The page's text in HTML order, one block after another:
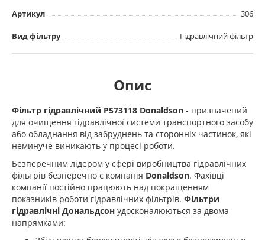
Артикул 306
Вид фільтру Гідравлічний фільтр
Опис
Фільтр гідравлічний P573118 Donaldson - призначений
для очищення гідравлічної системи транспортного засобу
або обладнання від забруднень та сторонніх частинок, які
неминуче виникають у процесі роботи.
Безперечним лідером у сфері виробництва гідравлічних
фільтрів безперечно є компанія Donaldson. Фахівці
компанії постійно працюють над покращенням
показників роботи гідравлічних фільтрів. Фільтри
гідравлічні Дональдсон удосконалюються за двома
напрямками: